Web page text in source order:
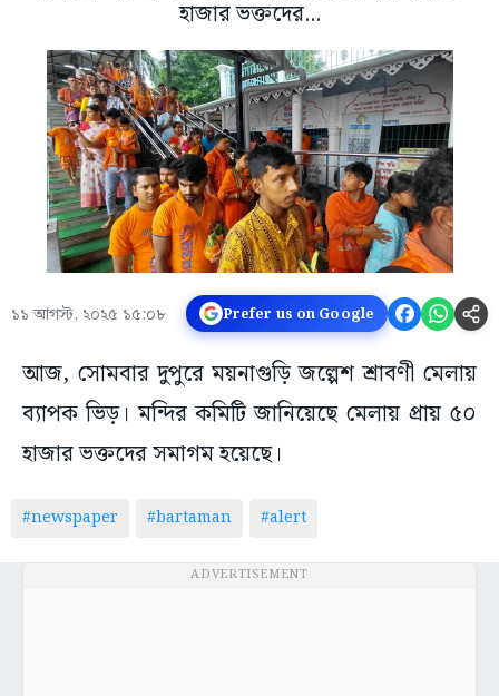
হাজার ভক্তদের...
১১ আগস্ট, ২০২৫ ১৫:০৮ Prefer us on Google
আজ, সোমবার দুপুরে ময়নাগুড়ি জল্পেশ শ্রাবণী মেলায়
ব্যাপক ভিড়। মন্দির কমিটি জানিয়েছে মেলায় প্রায় ৫০
হাজার ভক্তদের সমাগম হয়েছে।
#newspaper #bartaman #alert
ADVERTISEMENT